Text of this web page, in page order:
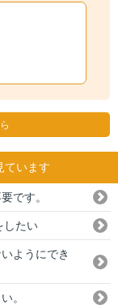
ています
です。
したい
ようにでき
。